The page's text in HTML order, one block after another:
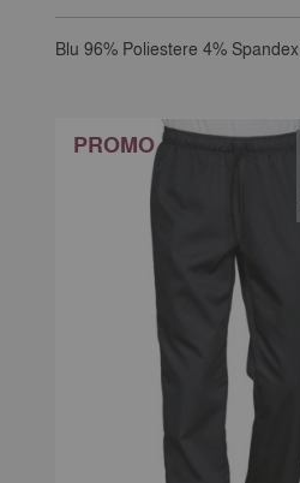
Blu 96% Poliestere 4% Spandex
PROMO